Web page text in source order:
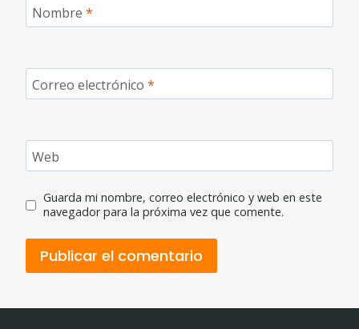
Nombre *
Correo electrónico *
Web
Guarda mi nombre, correo electrónico y web en este
navegador para la próxima vez que comente.